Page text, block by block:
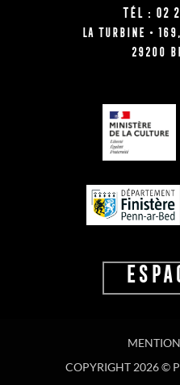
Tél : 02
La Turbine •
29200
COPYRIGHT 2026 ©